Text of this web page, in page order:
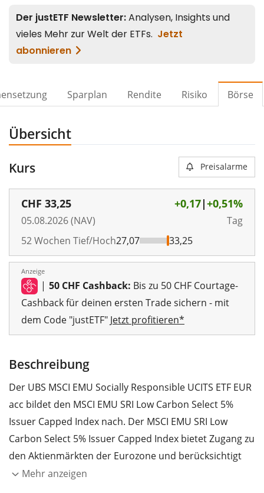
Sparplan Rendite Risiko Börse
Übersicht
Kurs Preisalarme
CHF 33,25
05.08.2026 (NAV)
+0,17|+0,51%
Tag
52 Wochen Tief/Hoch27,07 33,25
Anzeige
| 50 CHF Cashback: Bis zu 50 CHF Courtage-
Cashback für deinen ersten Trade sichern - mit
dem Code "justETF" Jetzt profitieren*
Beschreibung
Der UBS MSCI EMU Socially Responsible UCITS ETF EUR
acc bildet den MSCI EMU SRI Low Carbon Select 5%
Issuer Capped Index nach. Der MSCI EMU SRI Low
Carbon Select 5% Issuer Capped Index bietet Zugang zu
den Aktienmärkten der Eurozone und berücksichtigt
dabei lediglich Unternehmen, die im Vergleich mit der
Mehr anzeigen